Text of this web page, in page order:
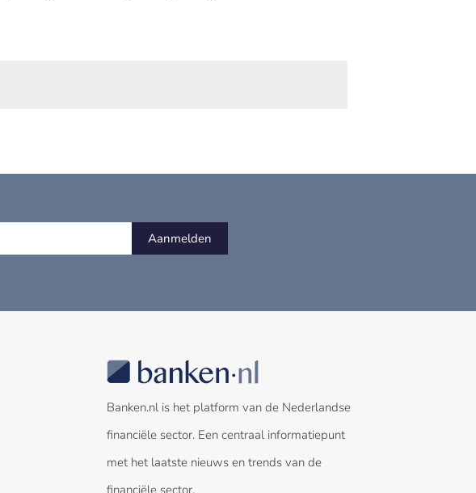
Aanmelden
Banken.nl is het platform van de Nederlandse
financiële sector. Een centraal informatiepunt
met het laatste nieuws en trends van de
financiële sector.